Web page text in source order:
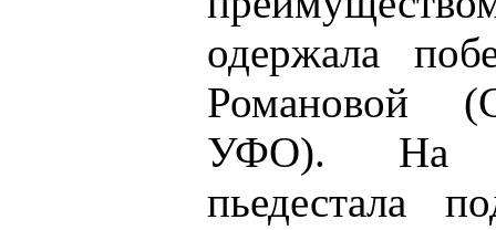
одержала
Романовой
УФО). На
пьедестала